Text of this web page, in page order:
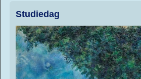
Studiedag